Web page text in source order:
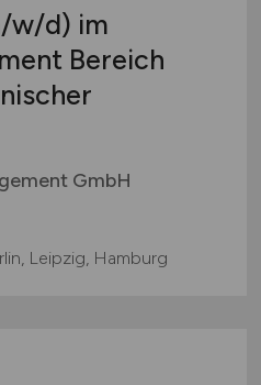
w/d) im
Bereich
GmbH
Leipzig, Hamburg